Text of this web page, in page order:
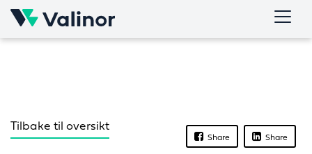
Skip
Share Share
Tilbake til oversikt